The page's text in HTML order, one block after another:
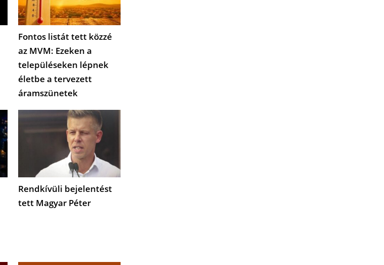
Fontos listát tett közzé
az MVM: Ezeken a
településeken lépnek
életbe a tervezett
áramszünetek
Rendkívüli bejelentést
tett Magyar Péter